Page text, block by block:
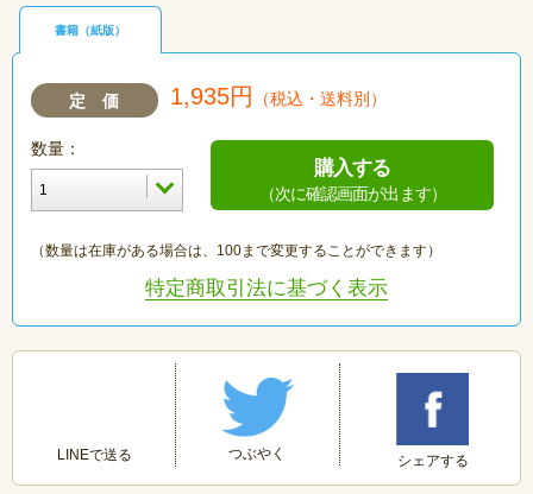
書籍（紙版）
定 価 1,935円 （税込・送料別）
数量：
購入する
（次に確認画面が出ます）
（数量は在庫がある場合は、100まで変更することができます）
特定商取引法に基づく表示
LINEで送る つぶやく シェアする